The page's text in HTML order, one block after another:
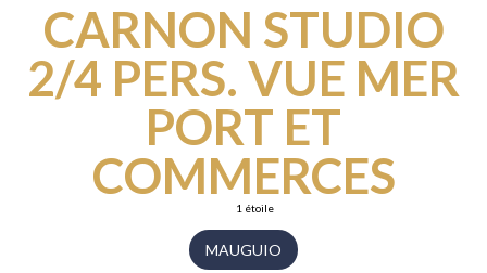
CARNON STUDIO
2/4 PERS. VUE MER
PORT ET
COMMERCES
1 étoile
MAUGUIO